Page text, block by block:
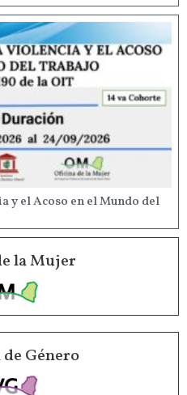
y el Acoso en el Mundo del
la Mujer
Género